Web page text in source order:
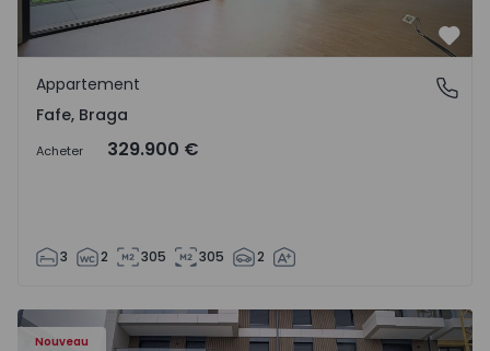
Fafe, Braga
Appartement
Fafe, Braga
Acheter 329.900 €
3 2 305 305 2
Nouveau